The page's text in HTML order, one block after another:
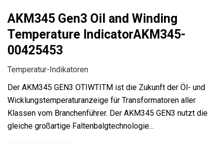
AKM345 Gen3 Oil and Winding
Temperature IndicatorAKM345-
00425453
Temperatur-Indikatoren
Der AKM345 GEN3 OTIWTITM ist die Zukunft der Öl- und
Wicklungstemperaturanzeige für Transformatoren aller
Klassen vom Branchenführer. Der AKM345 GEN3 nutzt die
gleiche großartige Faltenbalgtechnologie...